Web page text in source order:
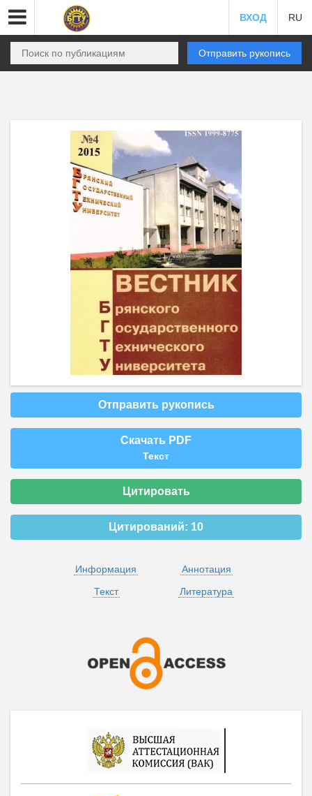
ВХОД RU
Отправить рукопись
Отправить рукопись
Скачать PDF
Текст
Цитировать
Цитирований: 10
Информация
Аннотация
Текст
Литература